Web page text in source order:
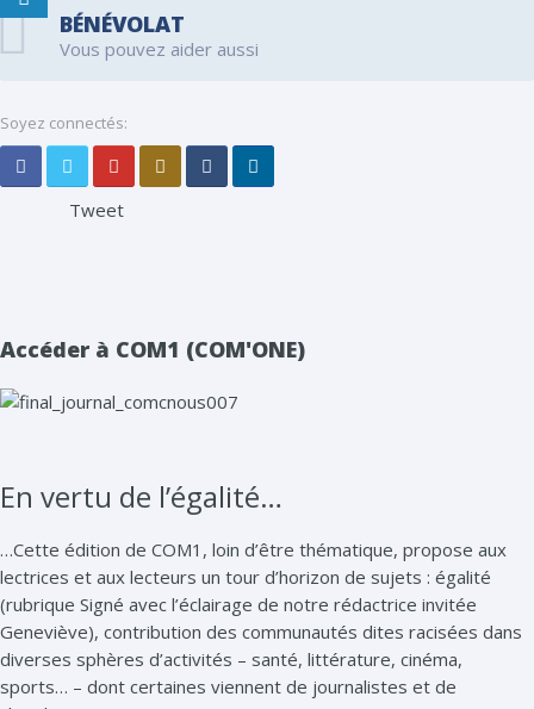
BÉNÉVOLAT
Vous pouvez aider aussi
Soyez connectés:
Tweet
Accéder à COM1 (COM'ONE)
En vertu de l’égalité…
…Cette édition de COM1, loin d’être thématique, propose aux
lectrices et aux lecteurs un tour d’horizon de sujets : égalité
(rubrique Signé avec l’éclairage de notre rédactrice invitée
Geneviève), contribution des communautés dites racisées dans
diverses sphères d’activités – santé, littérature, cinéma,
sports… – dont certaines viennent de journalistes et de